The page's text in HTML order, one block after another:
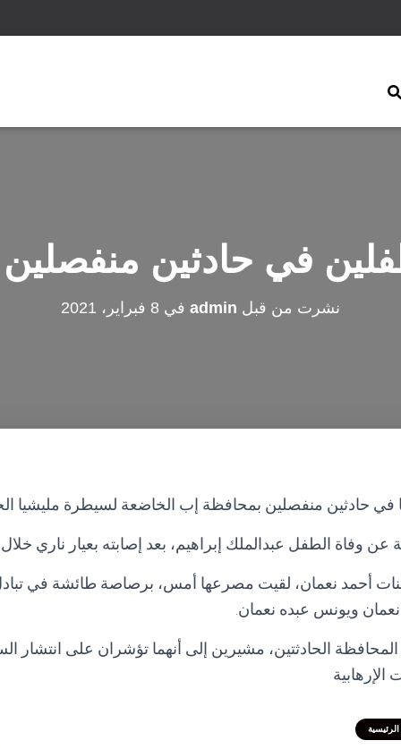
في حادثين
نشرت من قبل admin في 8 فبراير، 2021
حادثين منفصلين بمحافظة إب الخاضعة لسيطرة مليشيا
وفاة الطفل عبدالملك إبراهيم، بعد إصابته بعيار ناري خلال
أحمد نعمان، لقيت مصرعها أمس، برصاصة طائشة في تبادل
ويونس عبده نعمان.
الحادثتين، مشيرين إلى أنهما تؤشران على انتشار
الرئيسية